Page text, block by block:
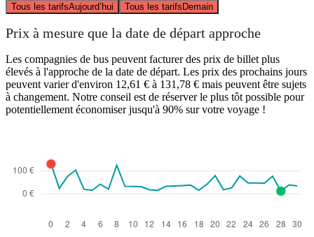
Tous les tarifsAujourd’hui Tous les tarifsDemain
Prix à mesure que la date de départ approche
Les compagnies de bus peuvent facturer des prix de billet plus
élevés à l'approche de la date de départ. Les prix des prochains jours
peuvent varier d'environ 12,61 € à 131,78 € mais peuvent être sujets
à changement. Notre conseil est de réserver le plus tôt possible pour
potentiellement économiser jusqu'à 90% sur votre voyage !